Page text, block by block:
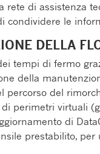
rete di assistenza
condividere le
DELLA
tempi di fermo
della
percorso del
perimetri virtuali
di
prestabilito,